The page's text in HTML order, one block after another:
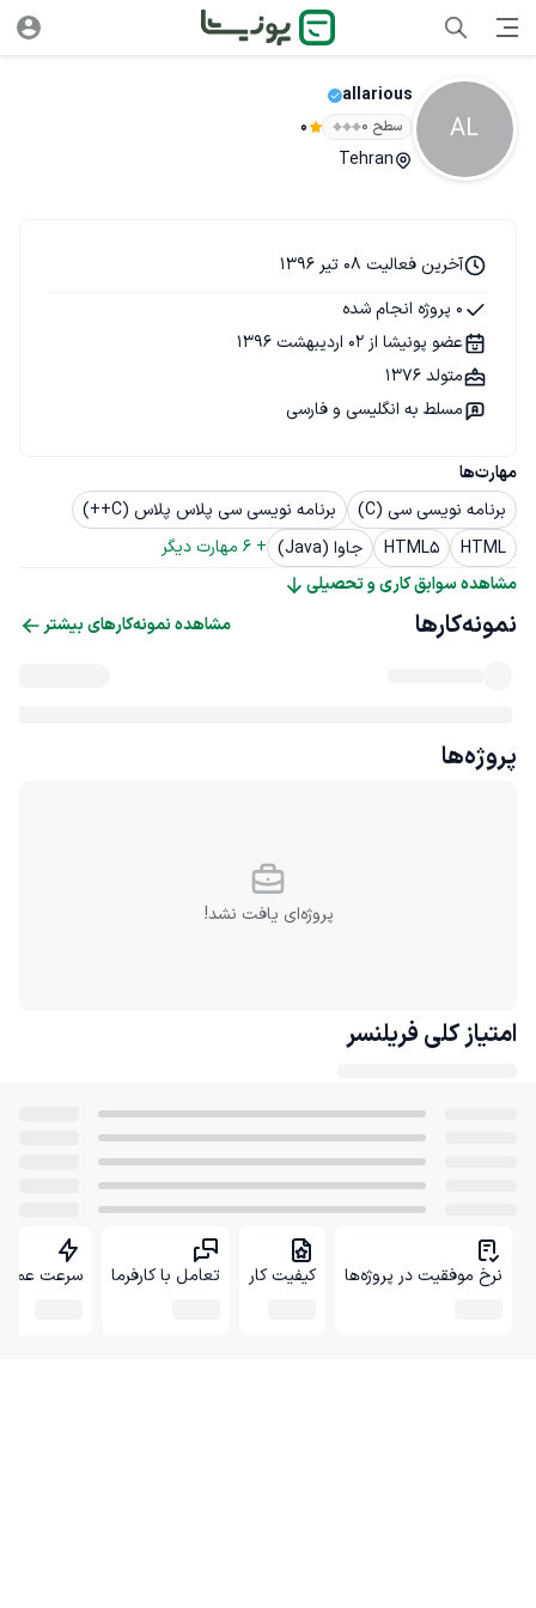
AL
allarious
سطح ۰ 0
Tehran
مهارت‌ها
برنامه نویسی سی (C)
برنامه نویسی سی پلاس پلاس (C++)
HTML
HTML5 جاوا (Java) +
6 مهارت دیگر
مشاهده سوابق کاری و تحصیلی
آخرین فعالیت 08 تیر 1396
0 پروژه انجام شده
عضو پونیشا از 02 اردیبهشت 1396
متولد 1376
مسلط به انگلیسی و فارسی
نمونه‌کارها مشاهده نمونه‌کارهای بیشتر
پروژه‌ها
پروژه‌ای یافت نشد!
امتیاز کلی فریلنسر
نرخ موفقیت در پروژه‌ها کیفیت کار تعامل با کارفرما سرعت عمل